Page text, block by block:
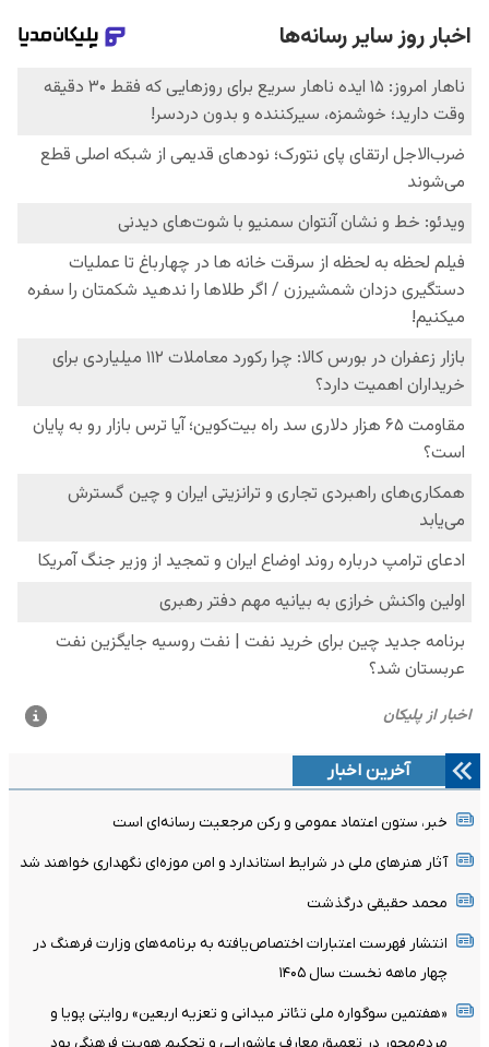
آخرین اخبار
خبر، ستون اعتماد عمومی و رکن مرجعیت رسانه‌ای است
آثار هنرهای ملی در شرایط استاندارد و امن موزه‌ای نگهداری خواهند شد
محمد حقیقی درگذشت
انتشار فهرست اعتبارات اختصاص‌یافته به برنامه‌های وزارت فرهنگ در
چهار ماهه نخست سال ۱۴۰۵
«هفتمین سوگواره ملی تئاتر میدانی و تعزیه اربعین» روایتی پویا و
مردم‌محور در تعمیق معارف عاشورایی و تحکیم هویت فرهنگی بود